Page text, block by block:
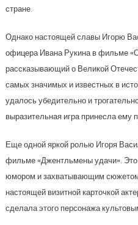
стране.
Однако настоящей славы Игорю
офицера Ивана Рукина в фильме
рассказывающий о Великой
самых значимых и известных в
удалось убедительно и
выразительная игра принесла ему
Еще одной яркой ролью Игоря
фильме «Джентльмены удачи».
юмором и захватывающим
настоящей визитной карточкой
сделала этого персонажа